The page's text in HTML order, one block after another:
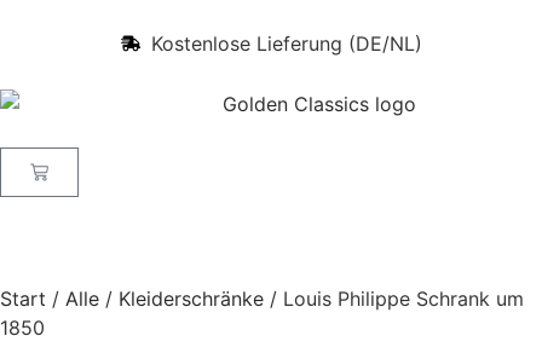
Kostenlose Lieferung (DE/NL)
Start / Alle / Kleiderschränke / Louis Philippe Schrank um
1850